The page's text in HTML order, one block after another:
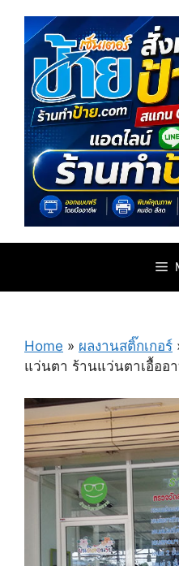
content
Home » ผลงานสติ๊กเกอร์
แว่นตา ร้านแว่นตาเอื้ออ